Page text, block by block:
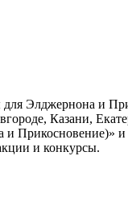
Элджернона и
Казани,
Прикосновение)»
и конкурсы.